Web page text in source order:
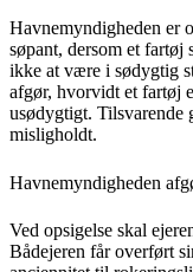
Havnemyndigheden er
søpant, dersom et fartøj
ikke at være i sødygtig
afgør, hvorvidt et fartøj
usødygtigt.
misligholdt.
Havnemyndigheden
Ved opsigelse skal
Bådejeren får overført